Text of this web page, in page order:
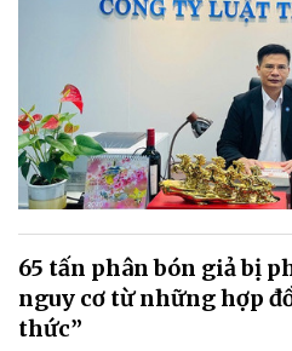
65 tấn phân bón giả bị
nguy cơ từ những hợp
thức”